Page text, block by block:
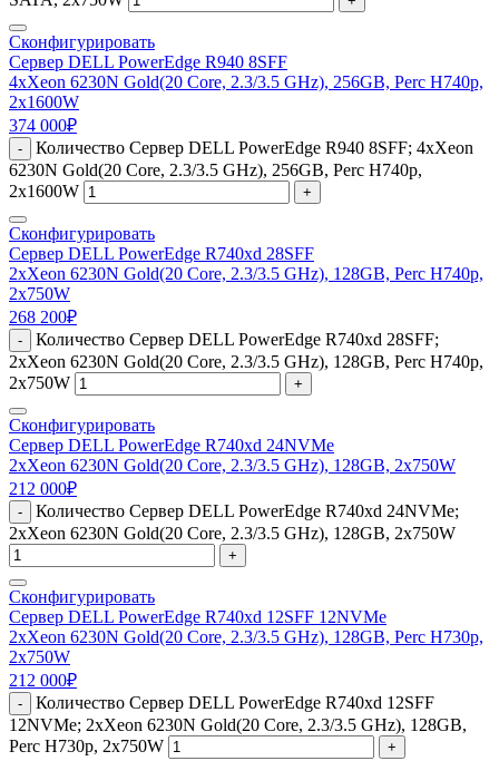
Сконфигурировать
Сервер DELL PowerEdge R940 8SFF
4xXeon 6230N Gold(20 Core, 2.3/3.5 GHz), 256GB, Perc H740p,
2x1600W
374 000₽
-
Количество Сервер DELL PowerEdge R940 8SFF; 4xXeon
6230N Gold(20 Core, 2.3/3.5 GHz), 256GB, Perc H740p,
2x1600W
+
Сконфигурировать
Сервер DELL PowerEdge R740xd 28SFF
2xXeon 6230N Gold(20 Core, 2.3/3.5 GHz), 128GB, Perc H740p,
2x750W
268 200₽
-
Количество Сервер DELL PowerEdge R740xd 28SFF;
2xXeon 6230N Gold(20 Core, 2.3/3.5 GHz), 128GB, Perc H740p,
2x750W
+
Сконфигурировать
Сервер DELL PowerEdge R740xd 24NVMe
2xXeon 6230N Gold(20 Core, 2.3/3.5 GHz), 128GB, 2x750W
212 000₽
-
Количество Сервер DELL PowerEdge R740xd 24NVMe;
2xXeon 6230N Gold(20 Core, 2.3/3.5 GHz), 128GB, 2x750W
+
Сконфигурировать
Сервер DELL PowerEdge R740xd 12SFF 12NVMe
2xXeon 6230N Gold(20 Core, 2.3/3.5 GHz), 128GB, Perc H730p,
2x750W
212 000₽
-
Количество Сервер DELL PowerEdge R740xd 12SFF
12NVMe; 2xXeon 6230N Gold(20 Core, 2.3/3.5 GHz), 128GB,
Perc H730p, 2x750W
+